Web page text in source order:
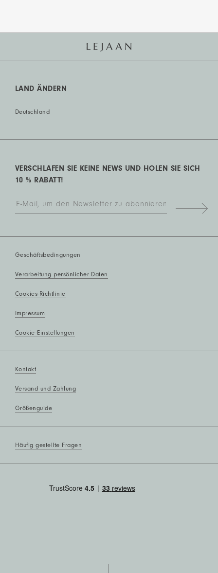
LAND ÄNDERN
Deutschland
VERSCHLAFEN SIE KEINE NEWS UND HOLEN SIE SICH
10 % RABATT!
Geschäftsbedingungen
Verarbeitung persönlicher Daten
Cookies-Richtlinie
Impressum
Cookie-Einstellungen
Kontakt
Versand und Zahlung
Größenguide
Häufig gestellte Fragen